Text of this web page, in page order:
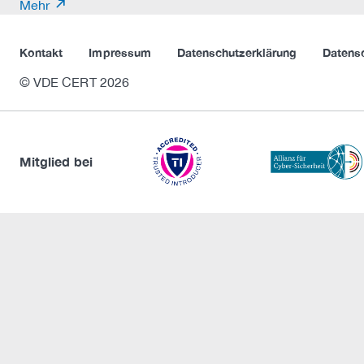
Mehr
Kontakt Impressum Datenschutzerklärung
© VDE CERT 2026
Mitglied bei